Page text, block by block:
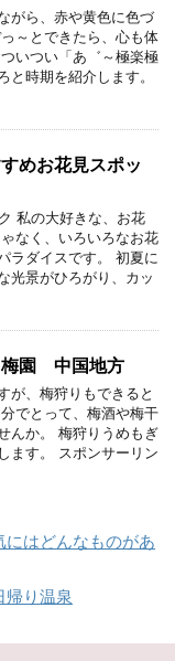
がら、赤や黄色に色づ
～とできたら、心も体
いつい「あ゛～極楽極
と時期を紹介します。
めお花見スポッ
私の大好きな、お花
なく、いろいろなお花
ラダイスです。 初夏に
光景がひろがり、カッ
梅園 中国地方
が、梅狩りもできると
でとって、梅酒や梅干
んか。 梅狩りうめもぎ
ます。 スポンサーリン
はどんなものがあ
帰り温泉